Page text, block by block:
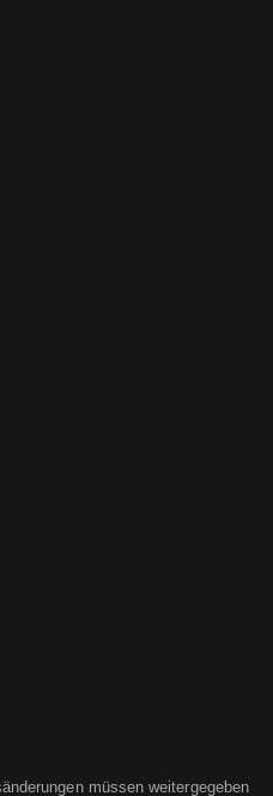
müssen weitergegeben